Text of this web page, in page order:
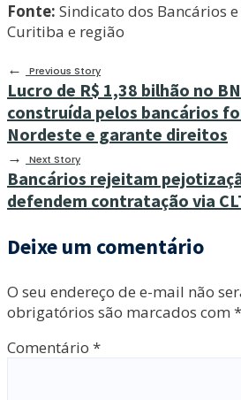
Fonte: Sindicato dos Bancários
Curitiba e região
←
Previous Story
Lucro de R$ 1,38 bilhão no
construída pelos bancários
Nordeste e garante direitos
→ Next Story
Bancários rejeitam
defendem contratação via
Deixe um comentário
O seu endereço de e-mail não
obrigatórios são marcados com *
Comentário *